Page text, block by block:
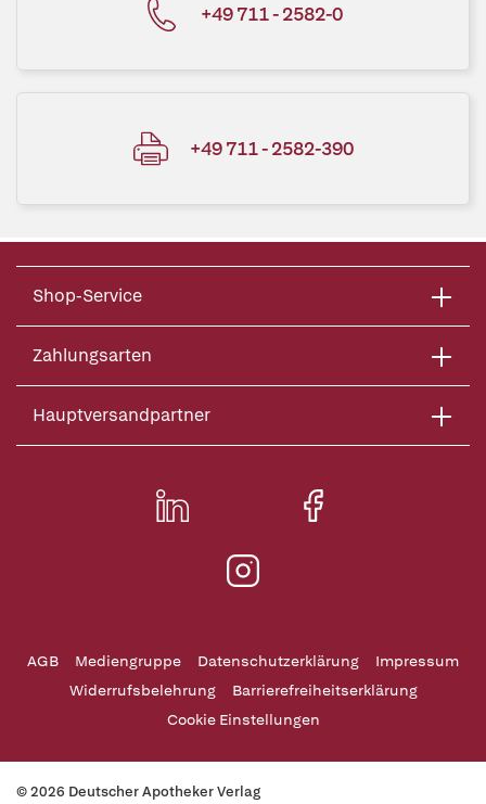
+49 711 - 2582-0
+49 711 - 2582-390
Shop-Service
Zahlungsarten
Hauptversandpartner
AGB Mediengruppe Datenschutzerklärung
Impressum
Widerrufsbelehrung
Barrierefreiheitserklärung
Cookie Einstellungen
© 2026 Deutscher Apotheker Verlag